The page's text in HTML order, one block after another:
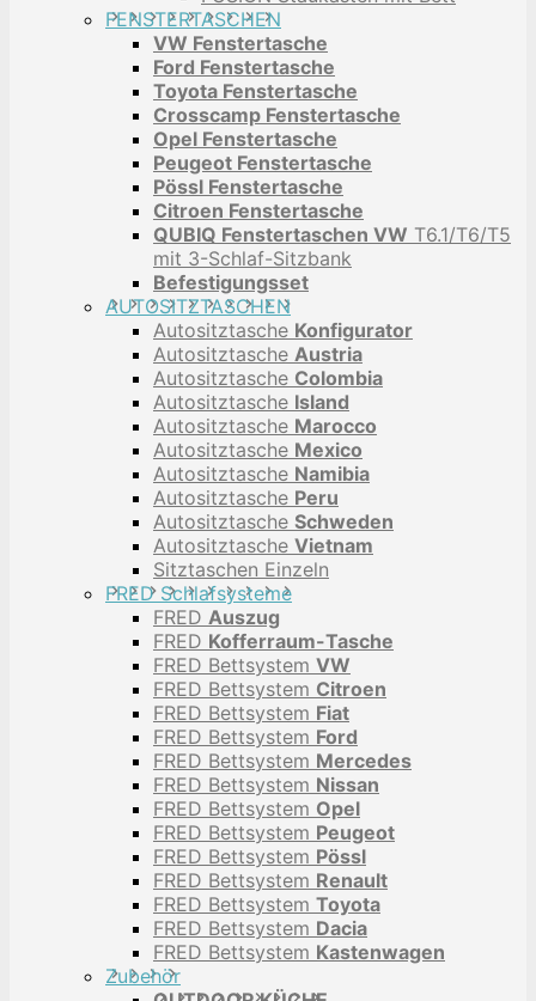
FENSTERTASCHEN
VW Fenstertasche
Ford Fenstertasche
Toyota Fenstertasche
Crosscamp Fenstertasche
Opel Fenstertasche
Peugeot Fenstertasche
Pössl Fenstertasche
Citroen Fenstertasche
QUBIQ Fenstertaschen VW T6.1/T6/T5
mit 3-Schlaf-Sitzbank
Befestigungsset
AUTOSITZTASCHEN
Autositztasche Konfigurator
Autositztasche Austria
Autositztasche Colombia
Autositztasche Island
Autositztasche Marocco
Autositztasche Mexico
Autositztasche Namibia
Autositztasche Peru
Autositztasche Schweden
Autositztasche Vietnam
Sitztaschen Einzeln
FRED Schlafsysteme
FRED Auszug
FRED Kofferraum-Tasche
FRED Bettsystem VW
FRED Bettsystem Citroen
FRED Bettsystem Fiat
FRED Bettsystem Ford
FRED Bettsystem Mercedes
FRED Bettsystem Nissan
FRED Bettsystem Opel
FRED Bettsystem Peugeot
FRED Bettsystem Pössl
FRED Bettsystem Renault
FRED Bettsystem Toyota
FRED Bettsystem Dacia
FRED Bettsystem Kastenwagen
Zubehör